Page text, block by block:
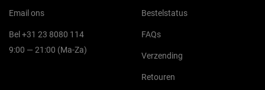
Email ons
Bel +31 23 8080 114
9:00 — 21:00 (Ma-Za)
Bestelstatus
FAQs
Verzending
Retouren